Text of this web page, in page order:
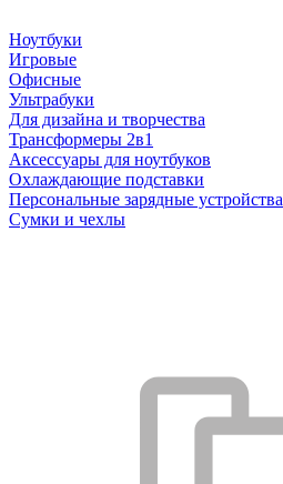
Ноутбуки
Игровые
Офисные
Ультрабуки
Для дизайна и творчества
Трансформеры 2в1
Аксессуары для ноутбуков
Охлаждающие подставки
Персональные зарядные устройства
Сумки и чехлы